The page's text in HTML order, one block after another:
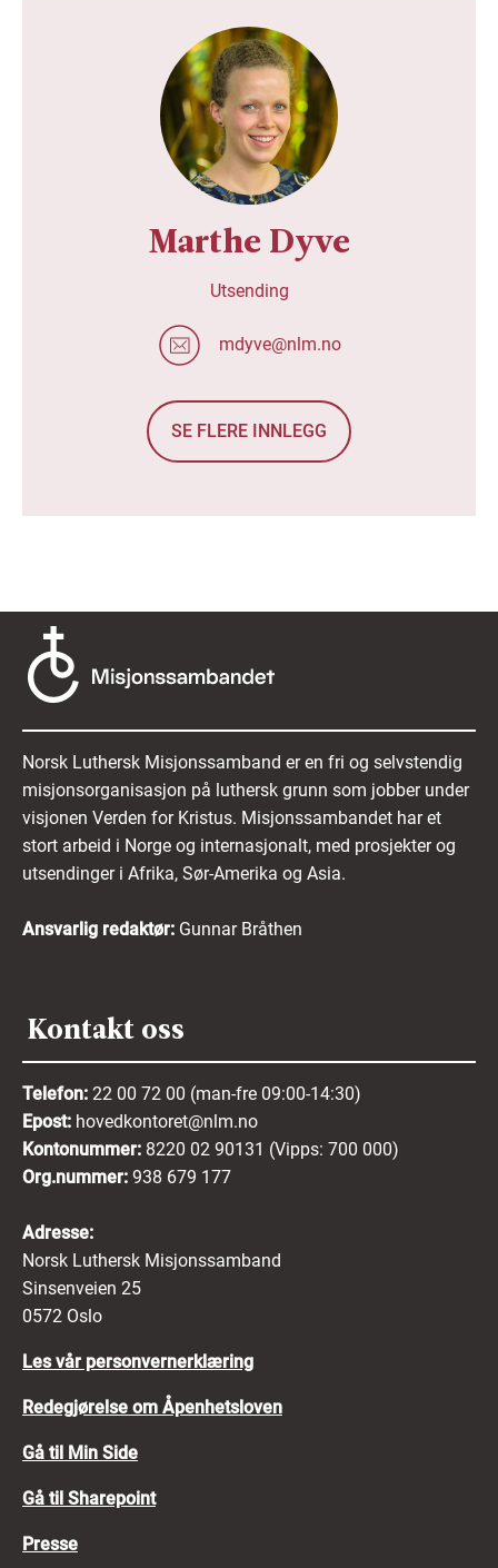
Marthe Dyve
Utsending
mdyve@nlm.no
SE FLERE INNLEGG
Norsk Luthersk Misjonssamband er en fri og selvstendig
misjonsorganisasjon på luthersk grunn som jobber under
visjonen Verden for Kristus. Misjonssambandet har et
stort arbeid i Norge og internasjonalt, med prosjekter og
utsendinger i Afrika, Sør-Amerika og Asia.
Ansvarlig redaktør: Gunnar Bråthen
Kontakt oss
Telefon: 22 00 72 00 (man-fre 09:00-14:30)
Epost: hovedkontoret@nlm.no
Kontonummer: 8220 02 90131 (Vipps: 700 000)
Org.nummer: 938 679 177
Adresse:
Norsk Luthersk Misjonssamband
Sinsenveien 25
0572 Oslo
Les vår personvernerklæring
Redegjørelse om Åpenhetsloven
Gå til Min Side
Gå til Sharepoint
Presse